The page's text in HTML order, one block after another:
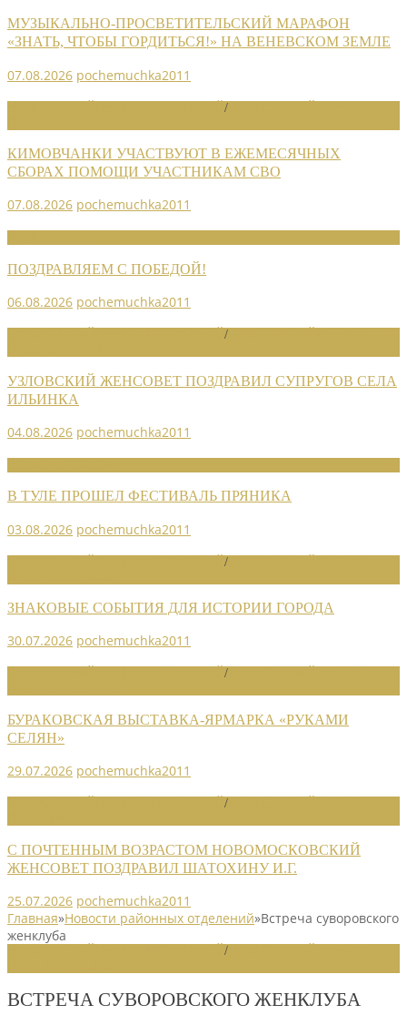
МУЗЫКАЛЬНО-ПРОСВЕТИТЕЛЬСКИЙ МАРАФОН
«ЗНАТЬ, ЧТОБЫ ГОРДИТЬСЯ!» НА ВЕНЕВСКОМ ЗЕМЛЕ
07.08.2026 pochemuchka2011
/
КИМОВЧАНКИ УЧАСТВУЮТ В ЕЖЕМЕСЯЧНЫХ
СБОРАХ ПОМОЩИ УЧАСТНИКАМ СВО
07.08.2026 pochemuchka2011
ПОЗДРАВЛЯЕМ С ПОБЕДОЙ!
06.08.2026 pochemuchka2011
/
УЗЛОВСКИЙ ЖЕНСОВЕТ ПОЗДРАВИЛ СУПРУГОВ СЕЛА
ИЛЬИНКА
04.08.2026 pochemuchka2011
В ТУЛЕ ПРОШЕЛ ФЕСТИВАЛЬ ПРЯНИКА
03.08.2026 pochemuchka2011
/
ЗНАКОВЫЕ СОБЫТИЯ ДЛЯ ИСТОРИИ ГОРОДА
30.07.2026 pochemuchka2011
/
БУРАКОВСКАЯ ВЫСТАВКА-ЯРМАРКА «РУКАМИ
СЕЛЯН»
29.07.2026 pochemuchka2011
/
С ПОЧТЕННЫМ ВОЗРАСТОМ НОВОМОСКОВСКИЙ
ЖЕНСОВЕТ ПОЗДРАВИЛ ШАТОХИНУ И.Г.
25.07.2026 pochemuchka2011
Главная»Новости районных отделений»Встреча суворовского
женклуба
/
ВСТРЕЧА СУВОРОВСКОГО ЖЕНКЛУБА